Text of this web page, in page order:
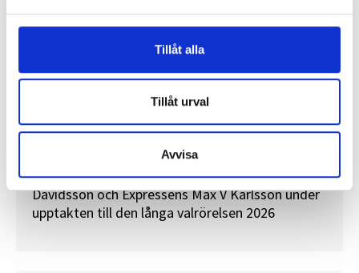
Tillåt alla
Tillåt urval
Avvisa
”Valåret känns som att sprinta ett
En välfylld telefonbok och foträta skor – två
centrala arbetsredskap för politikreportrar.
Journalisten tog rygg på TT Nyhetsbyråns Maria
Davidsson och Expressens Max V Karlsson under
upptakten till den långa valrörelsen 2026